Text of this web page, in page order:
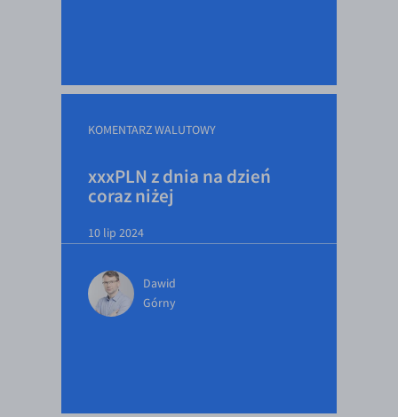
EUR/CHF
EUR/NOK
EUR/SEK
EUR/AUD
EUR/CAD
KOMENTARZ WALUTOWY
xxxPLN z dnia na dzień
coraz niżej
10 lip 2024
Dawid
Górny